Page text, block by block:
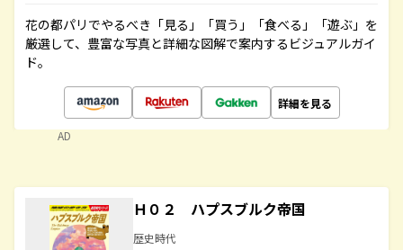
花の都パリでやるべき「見る」「買う」「食べる」「遊ぶ」を
厳選して、豊富な写真と詳細な図解で案内するビジュアルガイ
ド。
詳細を見る
AD
Ｈ０２ ハプスブルク帝国
歴史時代